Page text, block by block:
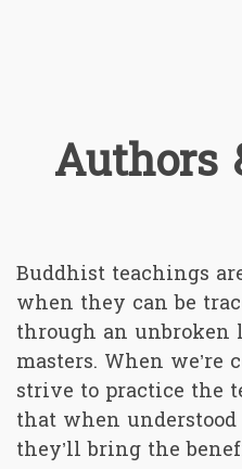
Authors
Buddhist teachings
when they can be
through an unbroken
masters. When
strive to practice the
that when
they’ll bring the